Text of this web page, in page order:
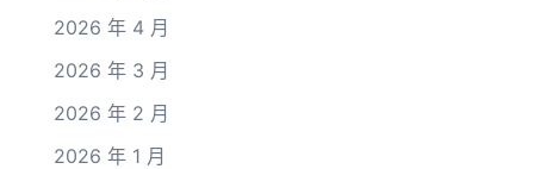
2026 年 4 月
2026 年 3 月
2026 年 2 月
2026 年 1 月